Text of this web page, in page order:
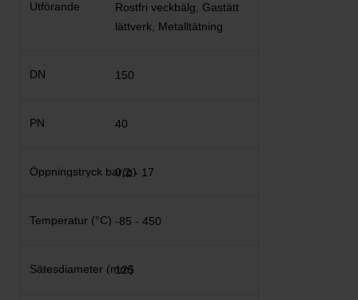
Rostfri veckbälg, Gastätt
lättverk, Metalltätning
150
40
0,2 - 17
-85 - 450
125